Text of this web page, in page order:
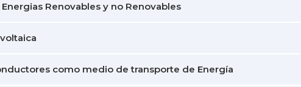
Renovables y no Renovables
como medio de transporte de Energía